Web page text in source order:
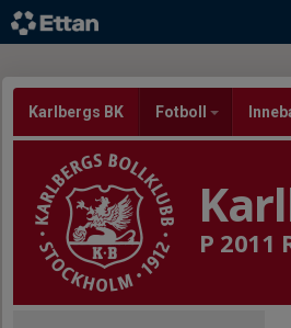
Karlbergs BK Fotboll
P 2011